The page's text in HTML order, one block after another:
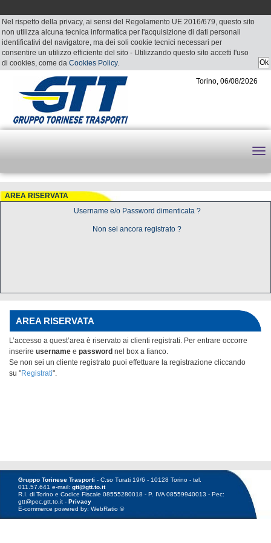
Nel rispetto della privacy, ai sensi del Regolamento UE 2016/679, questo sito
non utilizza alcuna tecnica informatica per l'acquisizione di dati personali
identificativi del navigatore, ma dei soli cookie tecnici necessari per
consentire un utilizzo efficiente del sito - Utilizzando questo sito accetti l'uso
di cookies, come da Cookies Policy.
Torino, 06/08/2026
AREA RISERVATA
Username e/o Password dimenticata ?
Non sei ancora registrato ?
AREA RISERVATA
L’accesso a quest’area è riservato ai clienti registrati. Per entrare occorre
inserire username e password nel box a fianco.
Se non sei un cliente registrato puoi effettuare la registrazione cliccando
su "Registrati".
Gruppo Torinese Trasporti - C.so Turati 19/6 - 10128 Torino - tel.
011.57.641 e-mail:gtt@gtt.to.it
R.I. di Torino e Codice Fiscale 08555280018 - P. IVA 08559940013 - Pec:
gtt@pec.gtt.to.it -Privacy
E-commerce powered by: WebRatio ©